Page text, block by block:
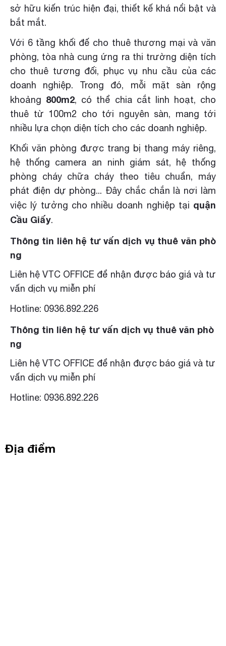
sở hữu kiến trúc hiện đại, thiết kế khá nổi bật và
bắt mắt.
Với 6 tầng khối đế cho thuê thương mại và văn
phòng, tòa nhà cung ứng ra thi trường diện tích
cho thuê tương đối, phục vụ nhu cầu của các
doanh nghiệp. Trong đó, mỗi mặt sàn rộng
khoảng 800m2, có thể chia cắt linh hoạt, cho
thuê từ 100m2 cho tới nguyên sàn, mang tới
nhiều lựa chọn diện tích cho các doanh nghiệp.
Khối văn phòng được trang bị thang máy riêng,
hệ thống camera an ninh giám sát, hệ thống
phòng cháy chữa cháy theo tiêu chuẩn, máy
phát điện dự phòng... Đây chắc chắn là nơi làm
việc lý tưởng cho nhiều doanh nghiệp tại quận
Cầu Giấy.
Thông tin liên hệ tư vấn dịch vụ thuê văn phò
ng
Liên hệ VTC OFFICE để nhận được báo giá và tư
vấn dịch vụ miễn phí
Hotline: 0936.892.226
Thông tin liên hệ tư vấn dịch vụ thuê văn phò
ng
Liên hệ VTC OFFICE để nhận được báo giá và tư
vấn dịch vụ miễn phí
Hotline: 0936.892.226
Địa điểm